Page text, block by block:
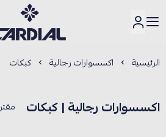
كارديــال
الرئيسية اكسسوارات رجالية كبكات
اكسسوارات رجالية | كبكات